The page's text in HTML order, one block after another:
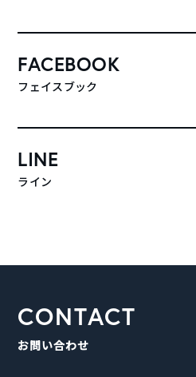
FACEBOOK
フェイスブック
LINE
ライン
CONTACT
お問い合わせ